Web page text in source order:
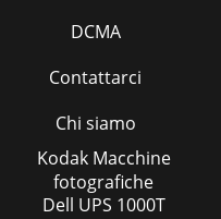
DCMA
Contattarci
Chi siamo
Kodak Macchine
fotografiche
Dell UPS 1000T